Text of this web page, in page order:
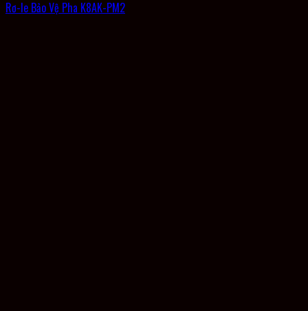
Rơ-le Bảo Vệ Pha K8AK-PM2